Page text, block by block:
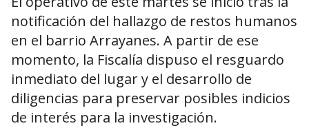
notificación del hallazgo de restos humanos
en el barrio Arrayanes. A partir de ese
momento, la Fiscalía dispuso el resguardo
inmediato del lugar y el desarrollo de
diligencias para preservar posibles indicios
de interés para la investigación.